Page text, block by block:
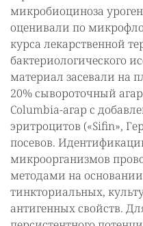
микробиоциноза
оценивали по
курса лекарственной
бактериологического
материал засевали на
20% сывороточный
Columbia-агар с
эритроцитов («Sifin»,
посевов.
микроорганизмов
методами на
тинкториальных,
антигенных свойств.